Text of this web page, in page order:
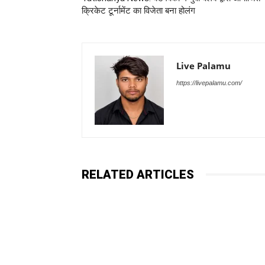
क्रिकेट टूर्नामेंट का विजेता बना होलंग
Live Palamu
https://livepalamu.com/
RELATED ARTICLES